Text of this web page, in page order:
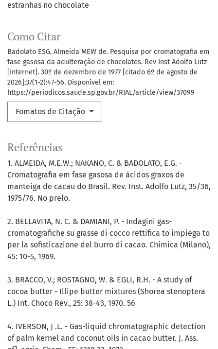
estranhas no chocolate
Como Citar
Badolato ESG, Almeida MEW de. Pesquisa por cromatografia em
fase gasosa da adulteração de chocolates. Rev Inst Adolfo Lutz
[Internet]. 30º de dezembro de 1977 [citado 6º de agosto de
2026];37(1-2):47-56. Disponível em:
https://periodicos.saude.sp.gov.br/RIAL/article/view/37099
Fomatos de Citação
Referências
1. ALMEIDA, M.E.W.; NAKANO, C. & BADOLATO, E.G. -
Cromatografia em fase gasosa de ácidos graxos de
manteiga de cacau do Brasil. Rev. Inst. Adolfo Lutz, 35/36,
1975/76. No prelo.
2. BELLAVITA, N. C. & DAMIANI, P. - Indagini gas-
cromatografiche su grasse di cocco rettifica to impiega to
per la sofisticazione del burro di cacao. Chimica (Milano),
45: 10-5, 1969.
3. BRACCO, V.; ROSTAGNO, W. & EGLI, R.H. - A study of
cocoa butter - Illipe butter mixtures (Shorea stenoptera
L.) Int. Choco Rev., 25: 38-43, 1970. 56
4. IVERSON, J .L. - Gas-liquid chromatographic detection
of palm kernel and coconut oils in cacao butter. J. Ass.